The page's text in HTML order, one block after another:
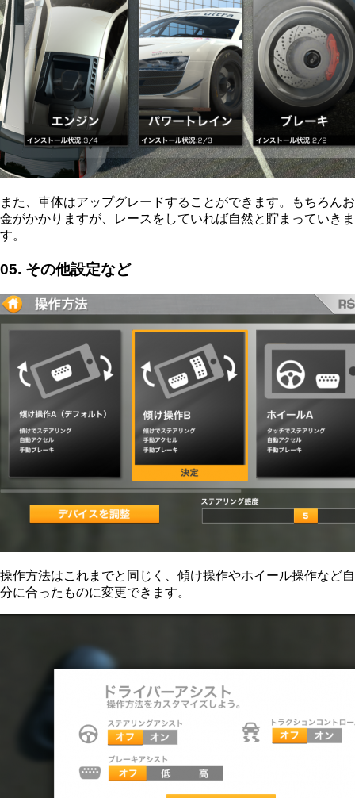
また、車体はアップグレードすることができます。もちろんお
金がかかりますが、レースをしていれば自然と貯まっていきま
す。
05. その他設定など
操作方法はこれまでと同じく、傾け操作やホイール操作など自
分に合ったものに変更できます。